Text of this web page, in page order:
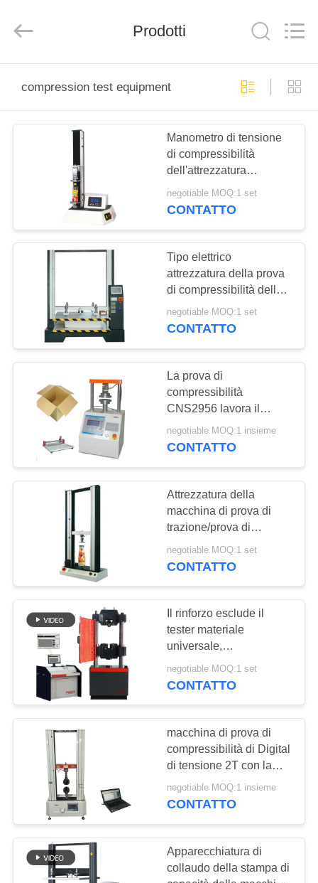
PRODOTTI
MANIFESTAZIONE
DI
CIRCA
GIRO
DELLA
FABBRICA
CONTROLLO
DI
RICHIEDA
UNA
CITAZIONE
MAPPA
DEL
SITO
PRIVACY
POLICY
Instruments
Rights
Prodotti
compression test equipment
Manometro di tensione
di compressibilità
dell'attrezzatura
elettronica della prova
per la bottiglia
negotiable MOQ:1 set
CONTATTO
Tipo elettrico
attrezzatura della prova
di compressibilità della
scatola di carta, tester di
tensione di
negotiable MOQ:1 set
CONTATTO
La prova di
compressibilità
CNS2956 lavora il
carico a macchina 5KN
del cartone
negotiable MOQ:1 insieme
CONTATTO
Attrezzatura della
macchina di prova di
trazione/prova di
compressibilità con due
punti dell'estensimetro
negotiable MOQ:1 set
CONTATTO
Il rinforzo esclude il
tester materiale
universale,
apparecchiatura di
collaudo di tensione
piatti di metallo
negotiable MOQ:1 set
CONTATTO
macchina di prova di
compressibilità di Digital
di tensione 2T con la
maschera
negotiable MOQ:1 insieme
CONTATTO
Apparecchiatura di
collaudo della stampa di